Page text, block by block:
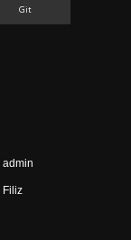
admin
Filiz